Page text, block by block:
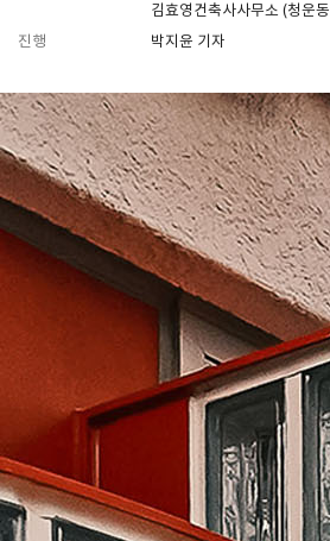
Facebook 로그인
Naver 로그인
SPACE 소개
Contact
김효영건축사사무소 (청운
진행
박지윤 기자